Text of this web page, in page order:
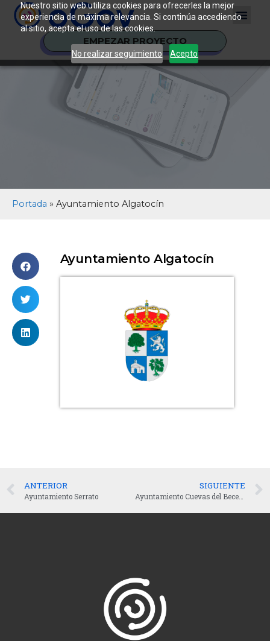
Nuestro sitio web utiliza cookies para ofrecerles la mejor
experiencia de máxima relevancia. Si continúa accediendo
al sitio, acepta el uso de las cookies.
No realizar seguimiento Acepto
EMPEZAR PROYECTO
Portada » Ayuntamiento Algatocín
Ayuntamiento Algatocín
ANTERIOR
Ayuntamiento Serrato
SIGUIENTE
Ayuntamiento Cuevas del Becerro